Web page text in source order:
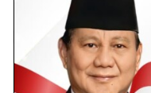
Redaksi